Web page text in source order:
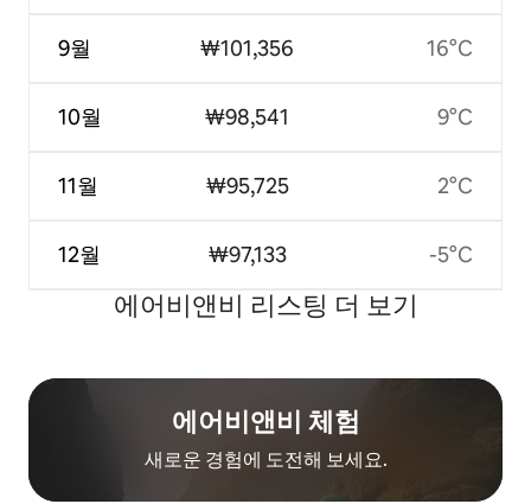
9월
10월
11월
12월
₩101,356
₩98,541
₩95,725
₩97,133
16°C
9°C
2°C
-5°C
에어비앤비 리스팅 더 보기
에어비앤비 체험
새로운 경험에 도전해 보세요.